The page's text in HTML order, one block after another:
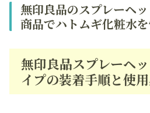
無印良品のスプレーヘ
商品でハトムギ化粧水
無印良品スプレーヘ
イプの装着手順と使